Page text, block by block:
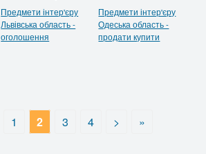
Предмети інтер'єру
Львівська область -
оголошення
Предмети інтер'єру
Одеська область -
продати купити
1 2 3 4 > »